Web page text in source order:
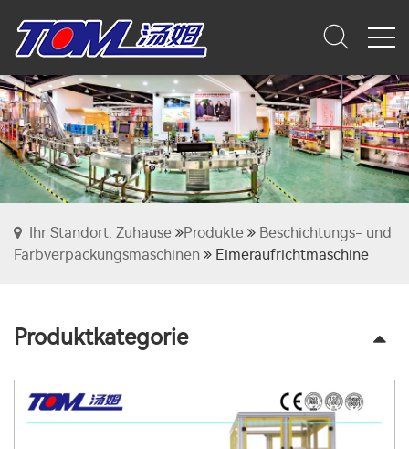
Ihr Standort: Zuhause Produkte
Beschichtungs- und
Farbverpackungsmaschinen
Eimeraufrichtmaschine
Produktkategorie